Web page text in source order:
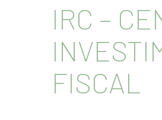
IRC –
FISCAL